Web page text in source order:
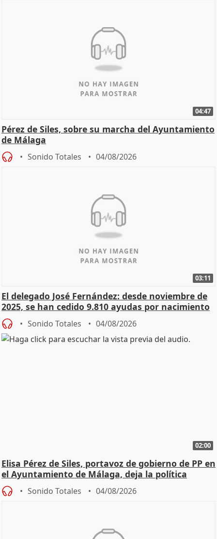
04:47
Pérez de Siles, sobre su marcha del Ayuntamiento
de Málaga
Sonido Totales 04/08/2026
03:11
El delegado José Fernández: desde noviembre de
2025, se han cedido 9.810 ayudas por nacimiento
Sonido Totales 04/08/2026
02:00
Elisa Pérez de Siles, portavoz de gobierno de PP en
el Ayuntamiento de Málaga, deja la política
Sonido Totales 04/08/2026